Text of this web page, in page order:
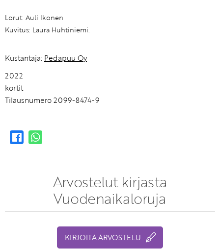
Lorut: Auli Ikonen
Kuvitus: Laura Huhtiniemi.
Kustantaja: Pedapuu Oy
2022
kortit
Tilausnumero 2099-8474-9
Arvostelut kirjasta
Vuodenaikaloruja
KIRJOITA ARVOSTELU